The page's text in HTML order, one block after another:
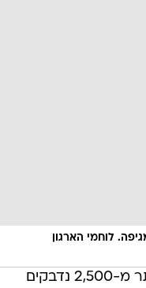
לוחמי הארגון
בקרן אפריקה אובחנו עד כה יותר מ-2,500 נדבקים